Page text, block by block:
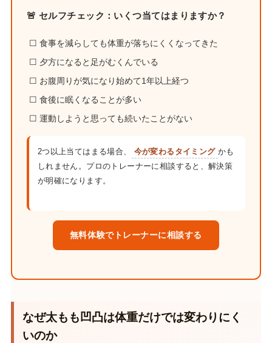
🚨 セルフチェック：いくつ当てはまりますか？
☐ 食事を減らしても体重が落ちにくくなってきた
☐ 夕方になると足がむくんでいる
☐ お腹周りが気になり始めて1年以上経つ
☐ 食後に眠くなることが多い
☐ 運動しようと思っても続いたことがない
2つ以上当てはまる場合、 今が変わるタイミング かも
しれません。プロのトレーナーに相談すると、解決策
が明確になります。
無料体験でトレーナーに相談する
なぜ太もも凹凸は体重だけでは変わりにく
いのか